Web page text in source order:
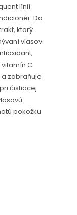
línií
Do
ktorý
vlasov.
C.
zabraňuje
čistiacej
pokožku